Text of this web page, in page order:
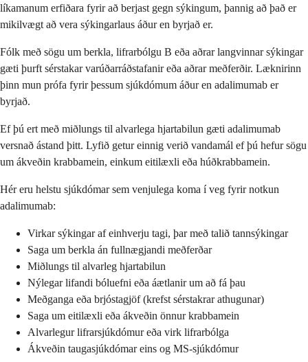
líkamanum erfiðara fyrir að berjast gegn sýkingum, þannig að það er
mikilvægt að vera sýkingarlaus áður en byrjað er.
Fólk með sögu um berkla, lifrarbólgu B eða aðrar langvinnar sýkingar
gæti þurft sérstakar varúðarráðstafanir eða aðrar meðferðir. Læknirinn
þinn mun prófa fyrir þessum sjúkdómum áður en adalimumab er
byrjað.
Ef þú ert með miðlungs til alvarlega hjartabilun gæti adalimumab
versnað ástand þitt. Lyfið getur einnig verið vandamál ef þú hefur sögu
um ákveðin krabbamein, einkum eitilæxli eða húðkrabbamein.
Hér eru helstu sjúkdómar sem venjulega koma í veg fyrir notkun
adalimumab:
Virkar sýkingar af einhverju tagi, þar með talið tannsýkingar
Saga um berkla án fullnægjandi meðferðar
Miðlungs til alvarleg hjartabilun
Nýlegar lifandi bóluefni eða áætlanir um að fá þau
Meðganga eða brjóstagjöf (krefst sérstakrar athugunar)
Saga um eitilæxli eða ákveðin önnur krabbamein
Alvarlegur lifrarsjúkdómur eða virk lifrarbólga
Ákveðin taugasjúkdómar eins og MS-sjúkdómur